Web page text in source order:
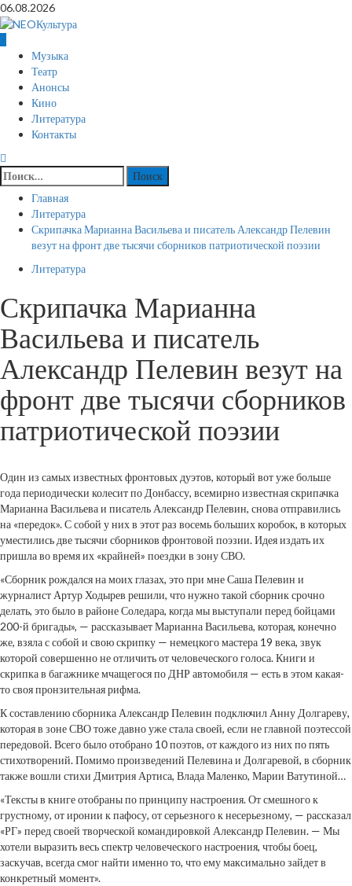
Перейти
к
содержимому
06.08.2026
Основное
меню
Музыка
Театр
Анонсы
Кино
Литература
Контакты
Найти:
Главная
Литература
Скрипачка Марианна Васильева и писатель Александр Пелевин
везут на фронт две тысячи сборников патриотической поэзии
Литература
Скрипачка Марианна
Васильева и писатель
Александр Пелевин везут на
фронт две тысячи сборников
патриотической поэзии
Один из самых известных фронтовых дуэтов, который вот уже больше
года периодически колесит по Донбассу, всемирно известная скрипачка
Марианна Васильева и писатель Александр Пелевин, снова отправились
на «передок». С собой у них в этот раз восемь больших коробок, в которых
уместились две тысячи сборников фронтовой поэзии. Идея издать их
пришла во время их «крайней» поездки в зону СВО.
«Сборник рождался на моих глазах, это при мне Саша Пелевин и
журналист Артур Ходырев решили, что нужно такой сборник срочно
делать, это было в районе Соледара, когда мы выступали перед бойцами
200-й бригады», — рассказывает Марианна Васильева, которая, конечно
же, взяла с собой и свою скрипку — немецкого мастера 19 века, звук
которой совершенно не отличить от человеческого голоса. Книги и
скрипка в багажнике мчащегося по ДНР автомобиля — есть в этом какая-
то своя пронзительная рифма.
К составлению сборника Александр Пелевин подключил Анну Долгареву,
которая в зоне СВО тоже давно уже стала своей, если не главной поэтессой
передовой. Всего было отобрано 10 поэтов, от каждого из них по пять
стихотворений. Помимо произведений Пелевина и Долгаревой, в сборник
также вошли стихи Дмитрия Артиса, Влада Маленко, Марии Ватутиной…
«Тексты в книге отобраны по принципу настроения. От смешного к
грустному, от иронии к пафосу, от серьезного к несерьезному, — рассказал
«РГ» перед своей творческой командировкой Александр Пелевин. — Мы
хотели выразить весь спектр человеческого настроения, чтобы боец,
заскучав, всегда смог найти именно то, что ему максимально зайдет в
конкретный момент».